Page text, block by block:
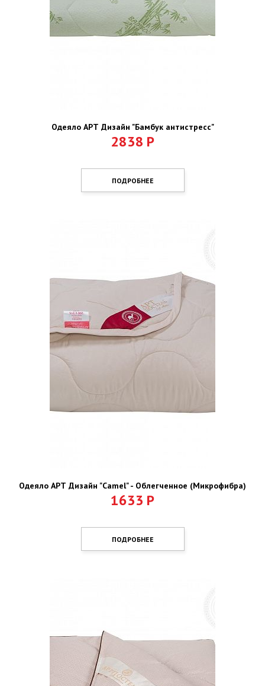
Одеяло АРТ Дизайн "Бамбук антистресс"
2838 Р
ПОДРОБНЕЕ
Одеяло АРТ Дизайн "Camel" - Облегченное (Микрофибра)
1633 Р
ПОДРОБНЕЕ